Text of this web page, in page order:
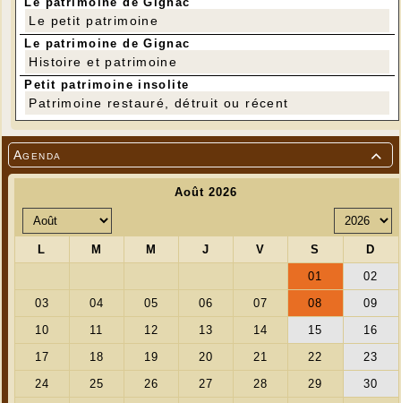

Agenda
Le petit patrimoine
Le patrimoine de Gignac
Histoire et patrimoine
Petit patrimoine insolite
Patrimoine restauré, détruit ou récent